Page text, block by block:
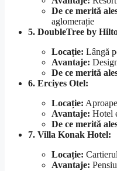
De ce merită
aglomerație
5. DoubleTree by
Locație: Lângă
Avantaje:
De ce merită
6. Erciyes Otel:
Locație:
Avantaje: Hotel
De ce merită
7. Villa Konak Hotel:
Locație:
Avantaje: